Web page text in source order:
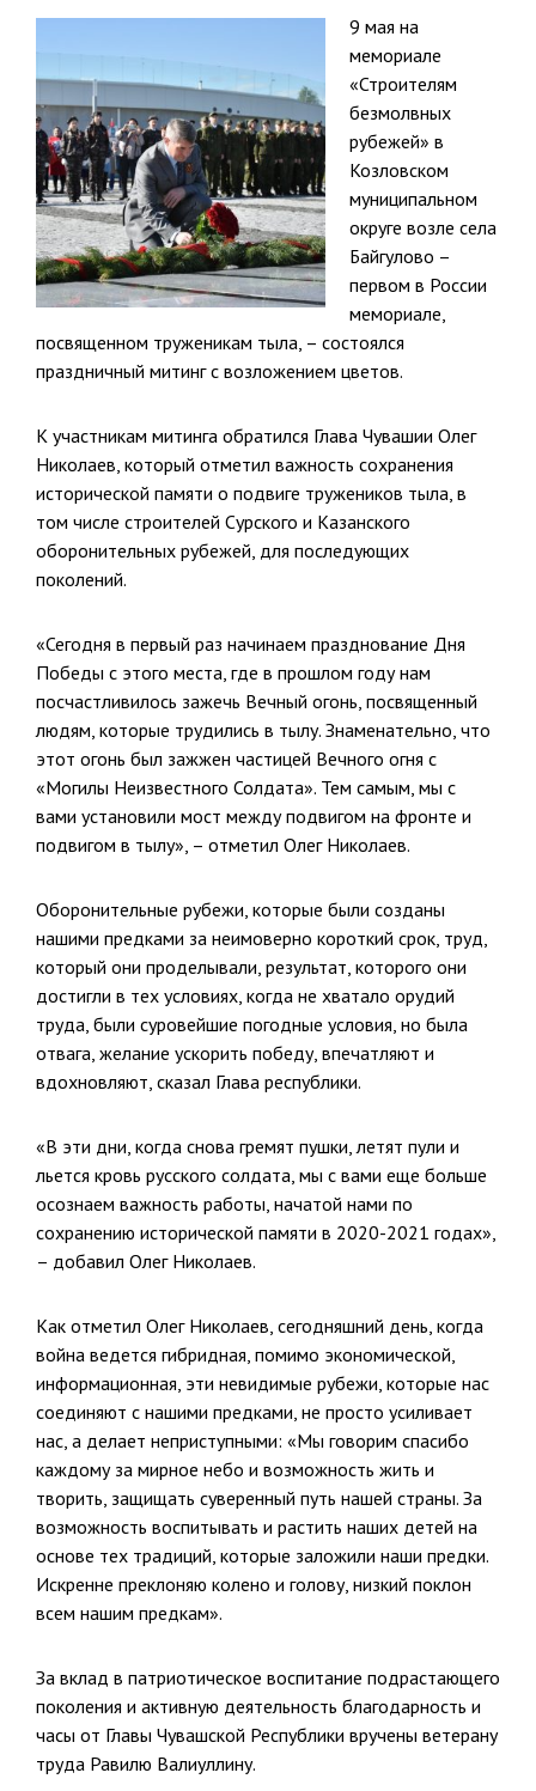
9 мая на
мемориале
«Строителям
безмолвных
рубежей» в
Козловском
муниципальном
округе возле села
Байгулово –
первом в России
мемориале,
посвященном труженикам тыла, – состоялся
праздничный митинг с возложением цветов.
К участникам митинга обратился Глава Чувашии Олег
Николаев, который отметил важность сохранения
исторической памяти о подвиге тружеников тыла, в
том числе строителей Сурского и Казанского
оборонительных рубежей, для последующих
поколений.
«Сегодня в первый раз начинаем празднование Дня
Победы с этого места, где в прошлом году нам
посчастливилось зажечь Вечный огонь, посвященный
людям, которые трудились в тылу. Знаменательно, что
этот огонь был зажжен частицей Вечного огня с
«Могилы Неизвестного Солдата». Тем самым, мы с
вами установили мост между подвигом на фронте и
подвигом в тылу», – отметил Олег Николаев.
Оборонительные рубежи, которые были созданы
нашими предками за неимоверно короткий срок, труд,
который они проделывали, результат, которого они
достигли в тех условиях, когда не хватало орудий
труда, были суровейшие погодные условия, но была
отвага, желание ускорить победу, впечатляют и
вдохновляют, сказал Глава республики.
«В эти дни, когда снова гремят пушки, летят пули и
льется кровь русского солдата, мы с вами еще больше
осознаем важность работы, начатой нами по
сохранению исторической памяти в 2020-2021 годах»,
– добавил Олег Николаев.
Как отметил Олег Николаев, сегодняшний день, когда
война ведется гибридная, помимо экономической,
информационная, эти невидимые рубежи, которые нас
соединяют с нашими предками, не просто усиливает
нас, а делает неприступными: «Мы говорим спасибо
каждому за мирное небо и возможность жить и
творить, защищать суверенный путь нашей страны. За
возможность воспитывать и растить наших детей на
основе тех традиций, которые заложили наши предки.
Искренне преклоняю колено и голову, низкий поклон
всем нашим предкам».
За вклад в патриотическое воспитание подрастающего
поколения и активную деятельность благодарность и
часы от Главы Чувашской Республики вручены ветерану
труда Равилю Валиуллину.